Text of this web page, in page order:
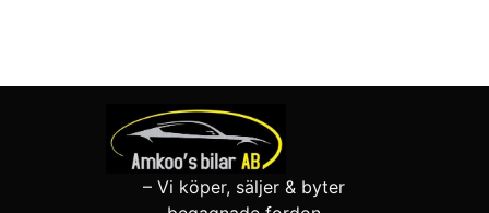
– Vi köper, säljer & byter